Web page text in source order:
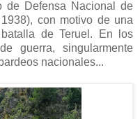
de Defensa Nacional de
con motivo de una
de Teruel. En los
guerra, singularmente
nacionales...